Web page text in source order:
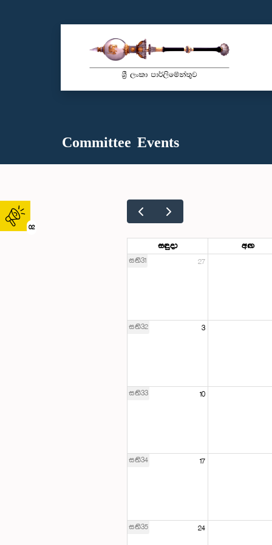
02
Committee Events
සඳුදා අඟ
සති31 27
සති32 3
සති33 10
සති34 17
සති35 24